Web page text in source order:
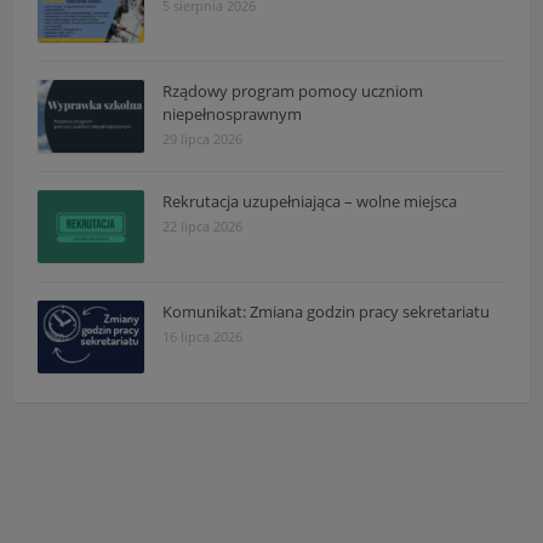
5 sierpnia 2026
Rządowy program pomocy uczniom
niepełnosprawnym
29 lipca 2026
Rekrutacja uzupełniająca – wolne miejsca
22 lipca 2026
Komunikat: Zmiana godzin pracy sekretariatu
16 lipca 2026